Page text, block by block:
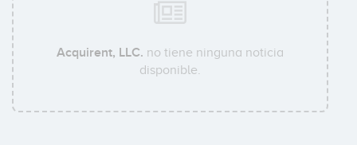
Acquirent, LLC. no tiene ninguna noticia
disponible.